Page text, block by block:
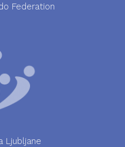
Federation
Ljubljane